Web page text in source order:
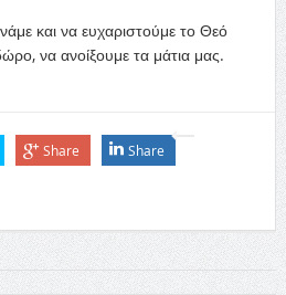
και να ευχαριστούμε το Θεό
να ανοίξουμε τα μάτια μας.
Share Share